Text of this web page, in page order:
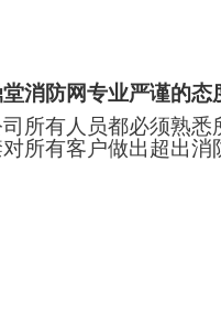
消防网专业严谨的态
所有人员都必须熟
所有客户做出超出消